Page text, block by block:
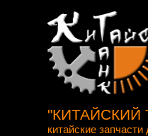
"КИТАЙСКИЙ
китайские